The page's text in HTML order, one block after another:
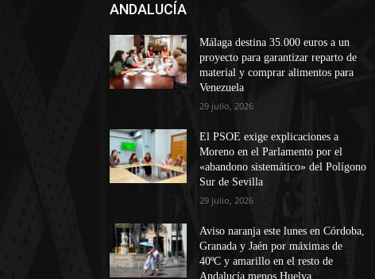
ANDALUCÍA
Málaga destina 35.000 euros a un
proyecto para garantizar reparto de
material y comprar alimentos para
Venezuela
29 julio, 2026
El PSOE exige explicaciones a
Moreno en el Parlamento por el
«abandono sistemático» del Polígono
Sur de Sevilla
29 julio, 2026
Aviso naranja este lunes en Córdoba,
Granada y Jaén por máximas de
40ºC y amarillo en el resto de
Andalucía menos Huelva